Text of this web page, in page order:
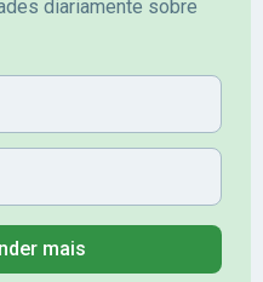
diariamente sobre
mais